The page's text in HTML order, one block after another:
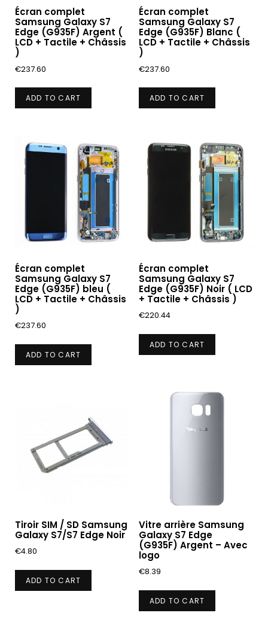
Écran complet
Samsung Galaxy S7
Edge (G935F) Argent (
LCD + Tactile + Châssis
)
€237.60
ADD TO CART
Écran complet
Samsung Galaxy S7
Edge (G935F) Blanc (
LCD + Tactile + Châssis
)
€237.60
ADD TO CART
Écran complet
Samsung Galaxy S7
Edge (G935F) bleu (
LCD + Tactile + Châssis
)
€237.60
ADD TO CART
Écran complet
Samsung Galaxy S7
Edge (G935F) Noir ( LCD
+ Tactile + Châssis )
€220.44
ADD TO CART
Tiroir SIM / SD Samsung
Galaxy S7/S7 Edge Noir
€4.80
ADD TO CART
Vitre arrière Samsung
Galaxy S7 Edge
(G935F) Argent – Avec
logo
€8.39
ADD TO CART